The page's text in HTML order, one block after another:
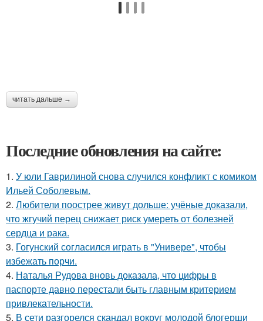
читать дальше →
Последние обновления на сайте:
1. У юли Гаврилиной снова случился конфликт с комиком
Ильей Соболевым.
2. Любители поострее живут дольше: учёные доказали,
что жгучий перец снижает риск умереть от болезней
сердца и рака.
3. Гогунский согласился играть в "Универе", чтобы
избежать порчи.
4. Наталья Рудова вновь доказала, что цифры в
паспорте давно перестали быть главным критерием
привлекательности.
5. В сети разгорелся скандал вокруг молодой блогерши